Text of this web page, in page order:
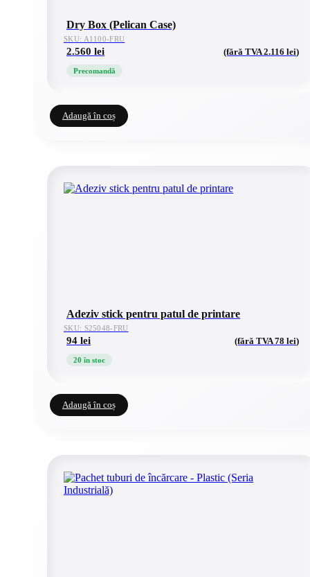
Dry Box (Pelican Case)
SKU: A1100-FRU
2.560 lei (fără TVA2.116 lei)
Precomandă
Adaugă în coș
Adeziv stick pentru patul de printare
SKU: S25048-FRU
94 lei (fără TVA78 lei)
20 în stoc
Adaugă în coș